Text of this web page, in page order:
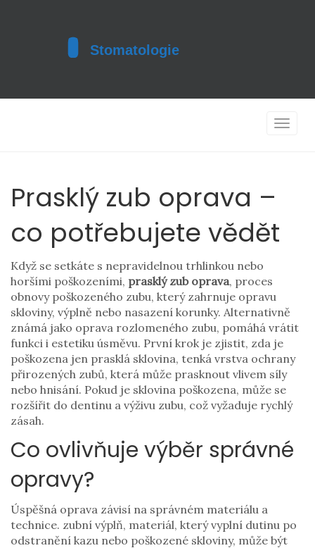
Toggle
Prasklý zub oprava –
co potřebujete vědět
Když se setkáte s nepravidelnou trhlinkou nebo
horšími poškozeními, prasklý zub oprava, proces
obnovy poškozeného zubu, který zahrnuje opravu
skloviny, výplně nebo nasazení korunky. Alternativně
známá jako oprava rozlomeného zubu, pomáhá vrátit
funkci i estetiku úsměvu. První krok je zjistit, zda je
poškozena jen prasklá sklovina, tenká vrstva ochrany
přirozených zubů, která může prasknout vlivem síly
nebo hnisání. Pokud je sklovina poškozena, může se
rozšířit do dentinu a výživu zubu, což vyžaduje rychlý
zásah.
Co ovlivňuje výběr správné
opravy?
Úspěšná oprava závisí na správném materiálu a
technice. zubní výplň, materiál, který vyplní dutinu po
odstranění kazu nebo poškozené skloviny, může být